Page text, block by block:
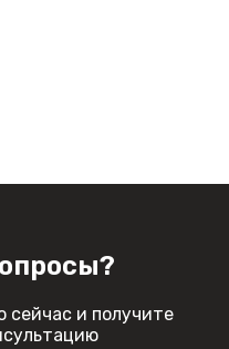
HE8600 у «K1» и
Адаптер
Защитный
на руку
сейчас и получите